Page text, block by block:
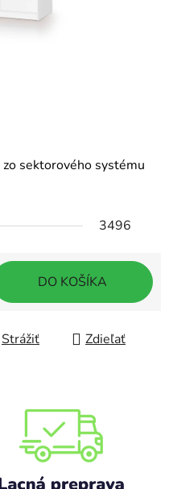
zo sektorového systému
3496
DO KOŠÍKA
Strážiť Zdieľať